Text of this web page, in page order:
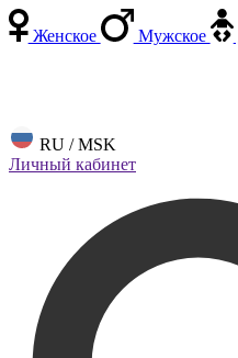
Женское Мужское
RU / MSK
Личный кабинет